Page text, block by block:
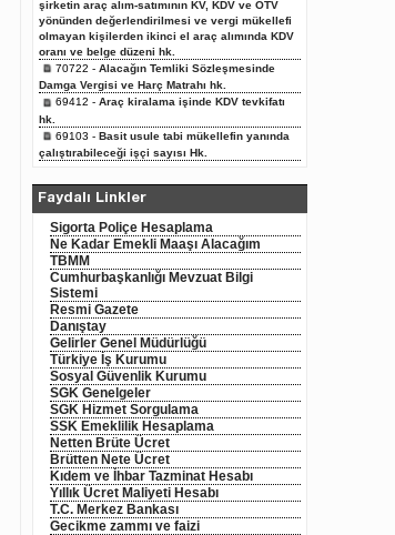
şirketin araç alım-satımının KV, KDV ve ÖTV
yönünden değerlendirilmesi ve vergi mükellefi
olmayan kişilerden ikinci el araç alımında KDV
oranı ve belge düzeni hk.
70722 - Alacağın Temliki Sözleşmesinde
Damga Vergisi ve Harç Matrahı hk.
69412 - Araç kiralama işinde KDV tevkifatı
hk.
69103 - Basit usule tabi mükellefin yanında
çalıştırabileceği işçi sayısı Hk.
Faydalı Linkler
Sigorta Poliçe Hesaplama
Ne Kadar Emekli Maaşı Alacağım
TBMM
Cumhurbaşkanlığı Mevzuat Bilgi
Sistemi
Resmi Gazete
Danıştay
Gelirler Genel Müdürlüğü
Türkiye İş Kurumu
Sosyal Güvenlik Kurumu
SGK Genelgeler
SGK Hizmet Sorgulama
SSK Emeklilik Hesaplama
Netten Brüte Ücret
Brütten Nete Ücret
Kıdem ve İhbar Tazminat Hesabı
Yıllık Ücret Maliyeti Hesabı
T.C. Merkez Bankası
Gecikme zammı ve faizi